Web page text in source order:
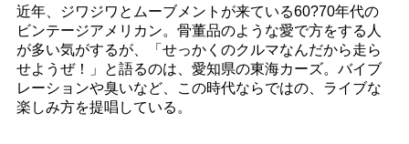
近年、ジワジワとムーブメントが来ている60?70年代の
ビンテージアメリカン。骨董品のような愛で方をする人
が多い気がするが、「せっかくのクルマなんだから走ら
せようぜ！」と語るのは、愛知県の東海カーズ。バイブ
レーションや臭いなど、この時代ならではの、ライブな
楽しみ方を提唱している。